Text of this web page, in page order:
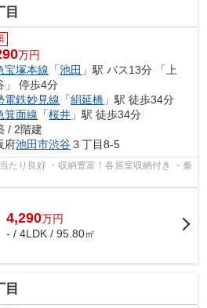
目
万円
宝塚本線 「池田 」駅 バス13分 「上
」 停歩4分
電鉄妙見線 「絹延橋 」駅 徒歩34分
箕面線 「桜井 」駅 徒歩34分
/ 2階建
府池田市渋谷３丁目8-5
たり良好 ・収納豊富！各居室収納付き ・秦
4,290万円
- / 4LDK / 95.80㎡
目